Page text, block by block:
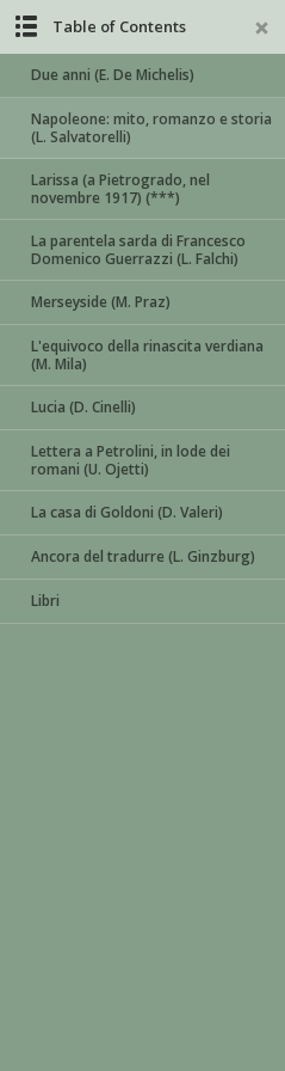
Table of Contents
Due anni (E. De Michelis)
Napoleone: mito, romanzo e storia
(L. Salvatorelli)
Larissa (a Pietrogrado, nel
novembre 1917) (***)
La parentela sarda di Francesco
Domenico Guerrazzi (L. Falchi)
Merseyside (M. Praz)
L'equivoco della rinascita verdiana
(M. Mila)
Lucia (D. Cinelli)
Lettera a Petrolini, in lode dei
romani (U. Ojetti)
La casa di Goldoni (D. Valeri)
Ancora del tradurre (L. Ginzburg)
Libri